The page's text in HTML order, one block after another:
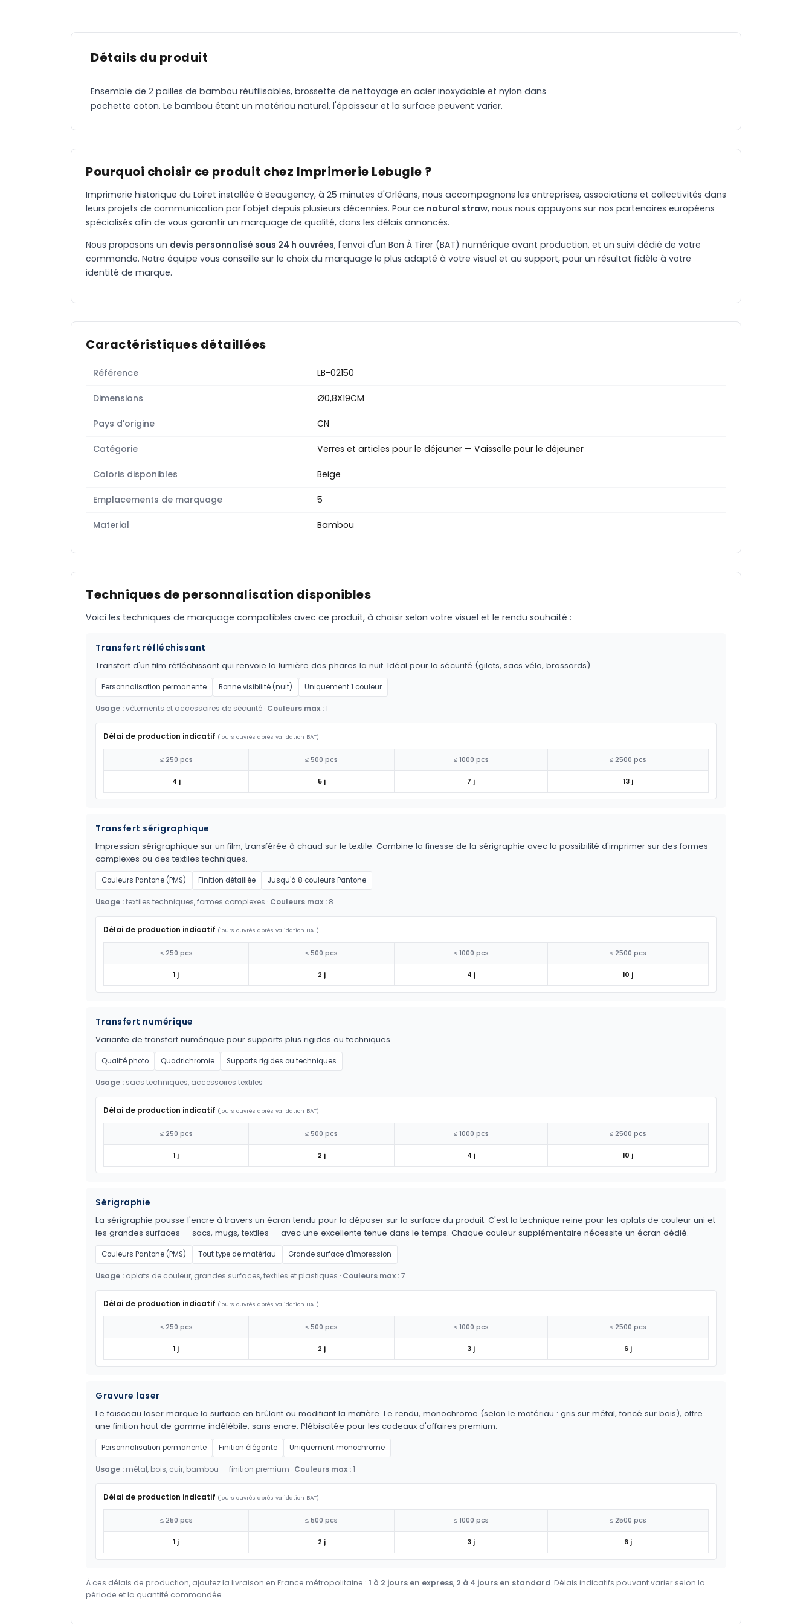
Détails du produit
Ensemble de 2 pailles de bambou réutilisables, brossette de nettoyage en acier inoxydable et nylon dans
pochette coton. Le bambou étant un matériau naturel, l'épaisseur et la surface peuvent varier.
Pourquoi choisir ce produit chez Imprimerie Lebugle ?
Imprimerie historique du Loiret installée à Beaugency, à 25 minutes d'Orléans, nous accompagnons les entreprises, associations et collectivités dans
leurs projets de communication par l'objet depuis plusieurs décennies. Pour ce natural straw, nous nous appuyons sur nos partenaires européens
spécialisés afin de vous garantir un marquage de qualité, dans les délais annoncés.
Nous proposons un devis personnalisé sous 24 h ouvrées, l'envoi d'un Bon À Tirer (BAT) numérique avant production, et un suivi dédié de votre
commande. Notre équipe vous conseille sur le choix du marquage le plus adapté à votre visuel et au support, pour un résultat fidèle à votre
identité de marque.
Caractéristiques détaillées
Référence LB-02150
Dimensions Ø0,8X19CM
Pays d'origine CN
Catégorie Verres et articles pour le déjeuner — Vaisselle pour le déjeuner
Coloris disponibles Beige
Emplacements de marquage 5
Material Bambou
Techniques de personnalisation disponibles
Voici les techniques de marquage compatibles avec ce produit, à choisir selon votre visuel et le rendu souhaité :
Transfert réfléchissant
Transfert d'un film réfléchissant qui renvoie la lumière des phares la nuit. Idéal pour la sécurité (gilets, sacs vélo, brassards).
Personnalisation permanente Bonne visibilité (nuit) Uniquement 1 couleur
Usage :vêtements et accessoires de sécurité · Couleurs max :1
Délai de production indicatif (jours ouvrés après validation BAT)
≤ 250 pcs ≤ 500 pcs ≤ 1000 pcs ≤ 2500 pcs
4 j 5 j 7 j 13 j
Transfert sérigraphique
Impression sérigraphique sur un film, transférée à chaud sur le textile. Combine la finesse de la sérigraphie avec la possibilité d'imprimer sur des formes
complexes ou des textiles techniques.
Couleurs Pantone (PMS) Finition détaillée Jusqu'à 8 couleurs Pantone
Usage :textiles techniques, formes complexes · Couleurs max : 8
Délai de production indicatif (jours ouvrés après validation BAT)
≤ 250 pcs ≤ 500 pcs ≤ 1000 pcs ≤ 2500 pcs
1 j 2 j 4 j 10 j
Transfert numérique
Variante de transfert numérique pour supports plus rigides ou techniques.
Qualité photo Quadrichromie Supports rigides ou techniques
Usage : sacs techniques, accessoires textiles
Délai de production indicatif (jours ouvrés après validation BAT)
≤ 250 pcs ≤ 500 pcs ≤ 1000 pcs ≤ 2500 pcs
1 j 2 j 4 j 10 j
Sérigraphie
La sérigraphie pousse l'encre à travers un écran tendu pour la déposer sur la surface du produit. C'est la technique reine pour les aplats de couleur uni et
les grandes surfaces — sacs, mugs, textiles — avec une excellente tenue dans le temps. Chaque couleur supplémentaire nécessite un écran dédié.
Couleurs Pantone (PMS) Tout type de matériau Grande surface d'impression
Usage : aplats de couleur, grandes surfaces, textiles et plastiques · Couleurs max :7
Délai de production indicatif (jours ouvrés après validation BAT)
≤ 250 pcs ≤ 500 pcs ≤ 1000 pcs ≤ 2500 pcs
1 j 2 j 3 j 6 j
Gravure laser
Le faisceau laser marque la surface en brûlant ou modifiant la matière. Le rendu, monochrome (selon le matériau : gris sur métal, foncé sur bois), offre
une finition haut de gamme indélébile, sans encre. Plébiscitée pour les cadeaux d'affaires premium.
Personnalisation permanente Finition élégante Uniquement monochrome
Usage : métal, bois, cuir, bambou — finition premium · Couleurs max :1
Délai de production indicatif (jours ouvrés après validation BAT)
≤ 250 pcs ≤ 500 pcs ≤ 1000 pcs ≤ 2500 pcs
1 j 2 j 3 j 6 j
À ces délais de production, ajoutez la livraison en France métropolitaine : 1 à 2 jours en express, 2 à 4 jours en standard. Délais indicatifs pouvant varier selon la
période et la quantité commandée.